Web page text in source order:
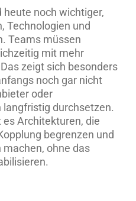
noch wichtiger,
Technologien und
Teams müssen
mit mehr
zeigt sich besonders
noch gar nicht
oder
durchsetzen.
Architekturen, die
begrenzen und
ohne das